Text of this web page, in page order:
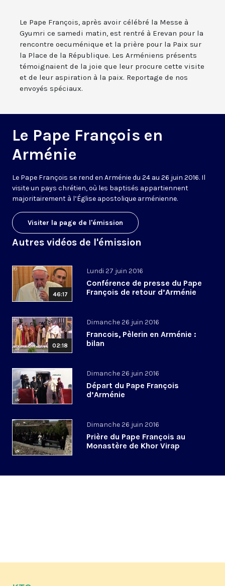
Le Pape François, après avoir célébré la Messe à
Gyumri ce samedi matin, est rentré à Erevan pour la
rencontre oecuménique et la prière pour la Paix sur
la Place de la République. Les Arméniens présents
témoignaient de la joie que leur procure cette visite
et de leur aspiration à la paix. Reportage de nos
envoyés spéciaux.
Le Pape François en
Arménie
Le Pape François se rend en Arménie du 24 au 26 juin 2016. Il
visite un pays chrétien, où les baptisés appartiennent
majoritairement à l’Église apostolique arménienne.
Visiter la page de l'émission
Autres vidéos de l'émission
46:17
Lundi 27 juin 2016
Conférence de presse du Pape
François de retour d’Arménie
02:18
Dimanche 26 juin 2016
Francois, Pèlerin en Arménie :
bilan
Dimanche 26 juin 2016
Départ du Pape François
d’Arménie
Dimanche 26 juin 2016
Prière du Pape François au
Monastère de Khor Virap